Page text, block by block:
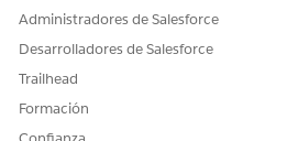
Administradores de Salesforce
Desarrolladores de Salesforce
Trailhead
Formación